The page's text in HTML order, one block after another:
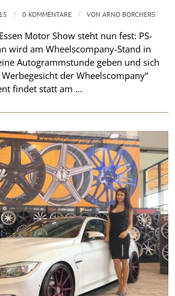
Motor Show steht nun fest: PS-
wird am Wheelscompany-Stand in
Autogrammstunde geben und sich
der Wheelscompany“
findet statt am …
/ 0 KOMMENTARE / VONARNO BORCHERS